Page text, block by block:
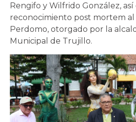
Rengifo y Wilfrido González,
reconocimiento post mortem al
Perdomo, otorgado por la
Municipal de Trujillo.